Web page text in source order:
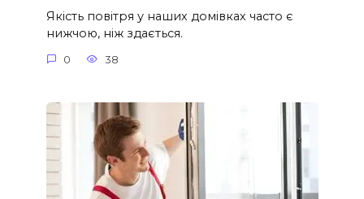
Якість повітря у наших домівках часто є
нижчою, ніж здається.
0 38